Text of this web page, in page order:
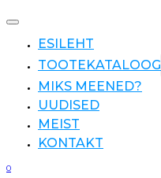
ESILEHT
TOOTEKATALOOG
MIKS MEENED?
UUDISED
MEIST
KONTAKT
0